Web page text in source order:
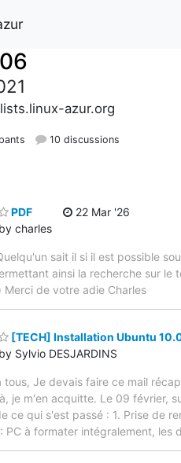
azur.org
10 discussions
PDF
by charles
22 Mar '26
sait il si il est possible
ainsi la recherche sur le
Merci de votre adie Charles
[TECH] Installation Ubuntu
by Sylvio DESJARDINS
tous, Je devais faire ce mail
je m'en acquitte. Le 09 février,
ce qui s'est passé : 1. Prise de
PC à formater intégralement, les